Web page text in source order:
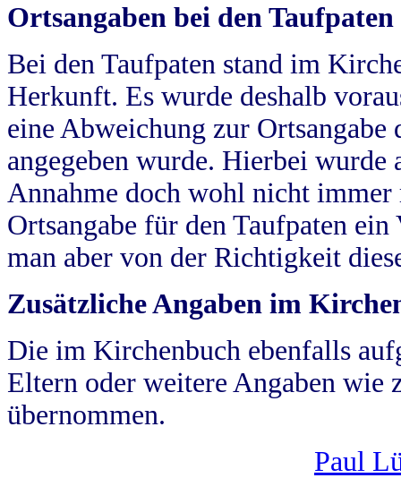
Ortsangaben bei den Taufpaten
Bei den Taufpaten stand im
Herkunft. Es wurde deshalb
eine Abweichung zur
angegeben wurde. Hierbei wurde
Annahme doch wohl nicht
Ortsangabe für den Taufpaten
man aber von der Richtigkeit
Zusätzliche Angaben im
Die im Kirchenbuch ebenfalls
Eltern oder weitere Angaben wie
übernommen.
Paul